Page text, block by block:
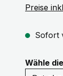
Preise
Sofort
Wähle